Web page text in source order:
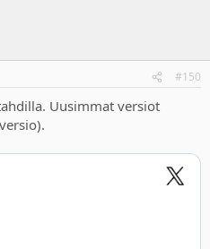
#150
Uusimmat versiot